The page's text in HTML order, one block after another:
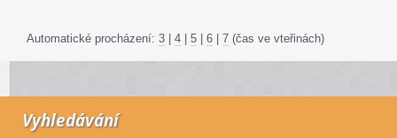
Automatické procházení: 3 | 4 | 5 | 6 | 7 (čas ve vteřinách)
Vyhledávání